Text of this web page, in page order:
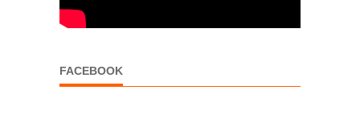
FACEBOOK